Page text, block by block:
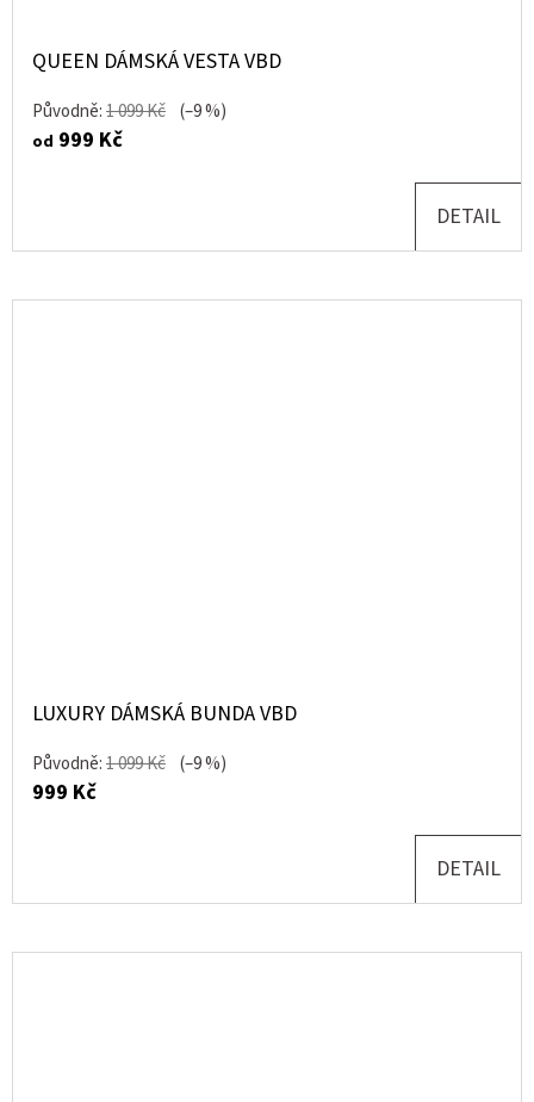
QUEEN DÁMSKÁ VESTA VBD
Původně:1 099 Kč (–9 %)
od 999 Kč
DETAIL
LUXURY DÁMSKÁ BUNDA VBD
Původně:1 099 Kč (–9 %)
999 Kč
DETAIL